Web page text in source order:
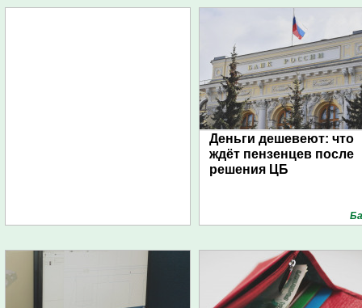
Деньги дешевеют: что
ждёт пензенцев после
решения ЦБ